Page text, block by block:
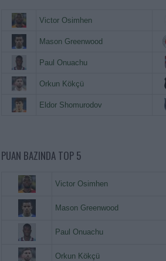
Victor Osimhen
Mason Greenwood
Paul Onuachu
Orkun Kökçü
Eldor Shomurodov
PUAN BAZINDA TOP 5
Victor Osimhen
Mason Greenwood
Paul Onuachu
Orkun Kökçü